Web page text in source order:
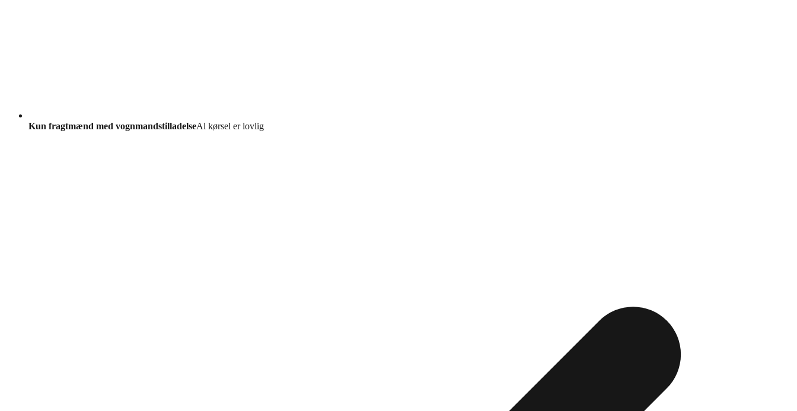
Kun fragtmænd med vognmandstilladelseAl kørsel er lovlig